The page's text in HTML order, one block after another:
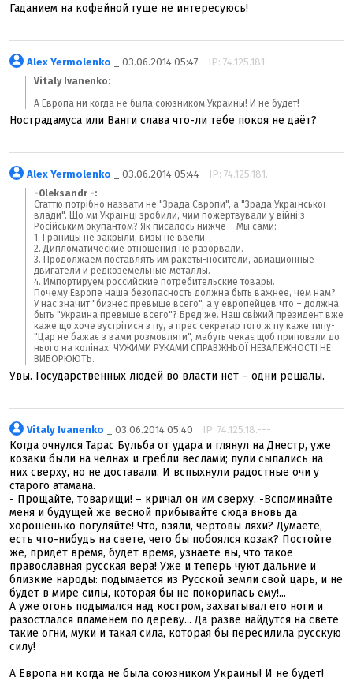
Гаданием на кофейной гуще не интересуюсь!
Alex Yermolenko _ 03.06.2014 05:47 IP: 74.125.181.---
Vitaly Ivanenko:
А Европа ни когда не была союзником Украины! И не будет!
Нострадамуса или Ванги слава что-ли тебе покоя не даёт?
Alex Yermolenko _ 03.06.2014 05:44 IP: 74.125.181.---
-Oleksandr -:
Статтю потрібно назвати не "Зрада Європи", а "Зрада Української
влади". Що ми Українці зробили, чим пожертвували у війні з
Російським окупантом? Як писалось нижче – Мы сами:
1. Границы не закрыли, визы не ввели.
2. Дипломатические отношения не разорвали.
3. Продолжаем поставлять им ракеты-носители, авиационные
двигатели и редкоземельные металлы.
4. Импортируем российские потребительские товары.
Почему Европе наша безопасность должна быть важнее, чем нам?
У нас значит "бизнес превыше всего", а у европейцев что – должна
быть "Украина превыше всего"? Бред же. Наш свіжий президент вже
каже що хоче зустрітися з пу, а прес секретар того ж пу каже типу-
"Цар не бажає з вами розмовляти", мабуть чекає щоб приповзли до
нього на колінах. ЧУЖИМИ РУКАМИ СПРАВЖНЬОЇ НЕЗАЛЕЖНОСТІ НЕ
ВИБОРЮЮТЬ.
Увы. Государственных людей во власти нет – одни решалы.
Vitaly Ivanenko _ 03.06.2014 05:40 IP: 74.125.18.---
Когда очнулся Тарас Бульба от удара и глянул на Днестр, уже
козаки были на челнах и гребли веслами; пули сыпались на
них сверху, но не доставали. И вспыхнули радостные очи у
старого атамана.
- Прощайте, товарищи! – кричал он им сверху. -Вспоминайте
меня и будущей же весной прибывайте сюда вновь да
хорошенько погуляйте! Что, взяли, чертовы ляхи? Думаете,
есть что-нибудь на свете, чего бы побоялся козак? Постойте
же, придет время, будет время, узнаете вы, что такое
православная русская вера! Уже и теперь чуют дальние и
близкие народы: подымается из Русской земли свой царь, и не
будет в мире силы, которая бы не покорилась ему!...
А уже огонь подымался над костром, захватывал его ноги и
разостлался пламенем по дереву... Да разве найдутся на свете
такие огни, муки и такая сила, которая бы пересилила русскую
силу!
А Европа ни когда не была союзником Украины! И не будет!